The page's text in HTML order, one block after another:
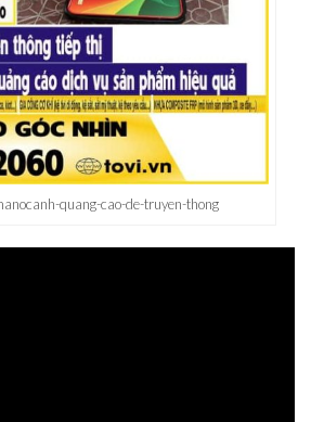
quang-cao-de-truyen-thong